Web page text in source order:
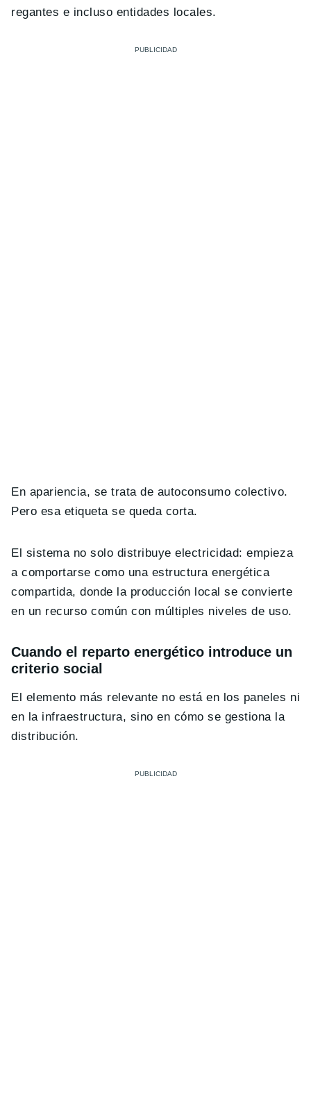
regantes e incluso entidades locales.
En apariencia, se trata de autoconsumo colectivo.
Pero esa etiqueta se queda corta.
El sistema no solo distribuye electricidad: empieza
a comportarse como una estructura energética
compartida, donde la producción local se convierte
en un recurso común con múltiples niveles de uso.
Cuando el reparto energético introduce un
criterio social
El elemento más relevante no está en los paneles ni
en la infraestructura, sino en cómo se gestiona la
distribución.